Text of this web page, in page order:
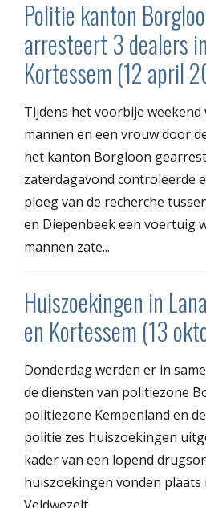
Politie kanton
arresteert 3 dealers in
Kortessem (12 april
Tijdens het voorbije weekend
mannen en een vrouw door
het kanton Borgloon
zaterdagavond controleerde
ploeg van de recherche
en Diepenbeek een voertuig
mannen zate...
Huiszoekingen in
en Kortessem (13
Donderdag werden er in
de diensten van politiezone
politiezone Kempenland en
politie zes huiszoekingen
kader van een lopend
huiszoekingen vonden plaats
Veldwezelt,...